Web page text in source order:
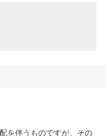
を伴うものですが、その